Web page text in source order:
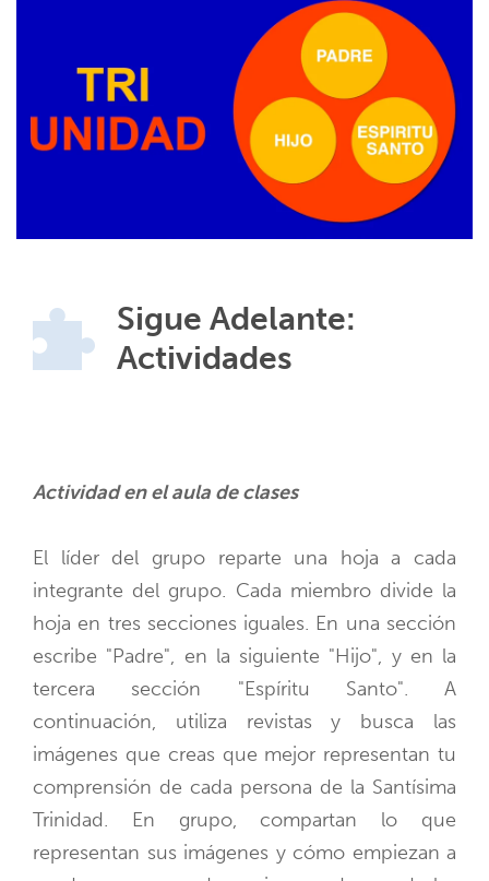
Sigue Adelante:
Actividades
Actividad en el aula de clases
El líder del grupo reparte una hoja a cada
integrante del grupo. Cada miembro divide la
hoja en tres secciones iguales. En una sección
escribe "Padre", en la siguiente "Hijo", y en la
tercera sección "Espíritu Santo". A
continuación, utiliza revistas y busca las
imágenes que creas que mejor representan tu
comprensión de cada persona de la Santísima
Trinidad. En grupo, compartan lo que
representan sus imágenes y cómo empiezan a